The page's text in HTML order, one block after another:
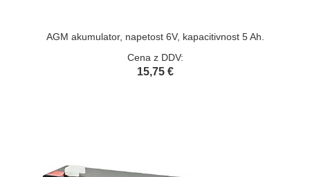
AGM akumulator, napetost 6V, kapacitivnost 5 Ah.
Cena z DDV:
15,75 €